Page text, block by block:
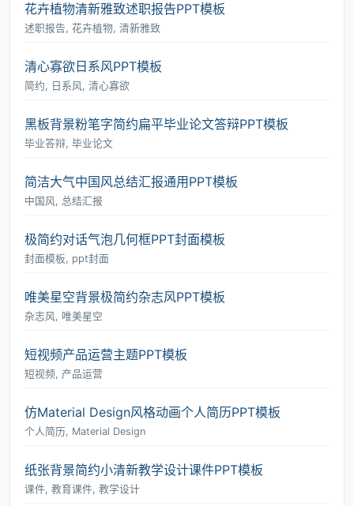
花卉植物清新雅致述职报告PPT模板
述职报告, 花卉植物, 清新雅致
清心寡欲日系风PPT模板
简约, 日系风, 清心寡欲
黑板背景粉笔字简约扁平毕业论文答辩PPT模板
毕业答辩, 毕业论文
简洁大气中国风总结汇报通用PPT模板
中国风, 总结汇报
极简约对话气泡几何框PPT封面模板
封面模板, ppt封面
唯美星空背景极简约杂志风PPT模板
杂志风, 唯美星空
短视频产品运营主题PPT模板
短视频, 产品运营
仿Material Design风格动画个人简历PPT模板
个人简历, Material Design
纸张背景简约小清新教学设计课件PPT模板
课件, 教育课件, 教学设计